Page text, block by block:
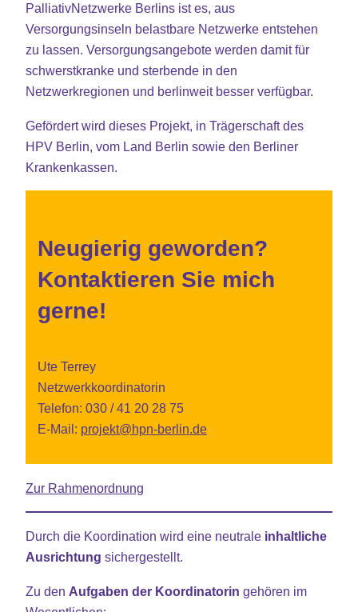
PalliativNetzwerke Berlins ist es, aus
Versorgungsinseln belastbare Netzwerke entstehen
zu lassen. Versorgungsangebote werden damit für
schwerstkranke und sterbende in den
Netzwerkregionen und berlinweit besser verfügbar.
Gefördert wird dieses Projekt, in Trägerschaft des
HPV Berlin, vom Land Berlin sowie den Berliner
Krankenkassen.
Neugierig geworden?
Kontaktieren Sie mich
gerne!
Ute Terrey
Netzwerkkoordinatorin
Telefon: 030 / 41 20 28 75
E-Mail: projekt@hpn-berlin.de
Zur Rahmen­ordnung
Durch die Koordination wird eine neutrale inhaltliche
Ausrichtung sichergestellt.
Zu den Aufgaben der Koordinatorin gehören im